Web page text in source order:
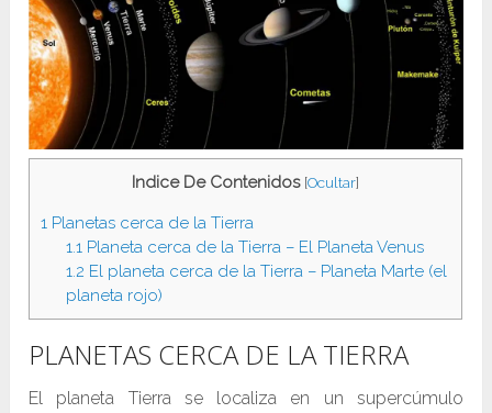
Indice De Contenidos [Ocultar]
1 Planetas cerca de la Tierra
1.1Planeta cerca de la Tierra – El Planeta Venus
1.2 El planeta cerca de la Tierra – Planeta Marte (el
planeta rojo)
PLANETAS CERCA DE LA TIERRA
El planeta Tierra se localiza en un supercúmulo